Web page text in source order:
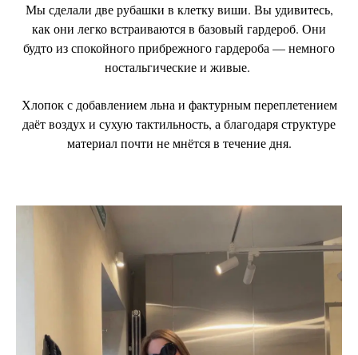
Мы сделали две рубашки в клетку виши. Вы удивитесь,
как они легко встраиваются в базовый гардероб. Они
будто из спокойного прибрежного гардероба — немного
ностальгические и живые.
Хлопок с добавлением льна и фактурным переплетением
даёт воздух и сухую тактильность, а благодаря структуре
материал почти не мнётся в течение дня.